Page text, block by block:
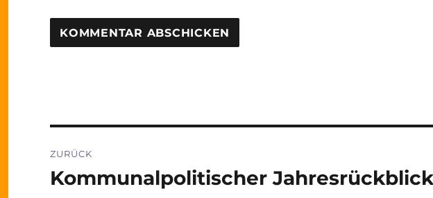
ZURÜCK
Vorheriger
Kommunalpolitischer Jahresrückblick